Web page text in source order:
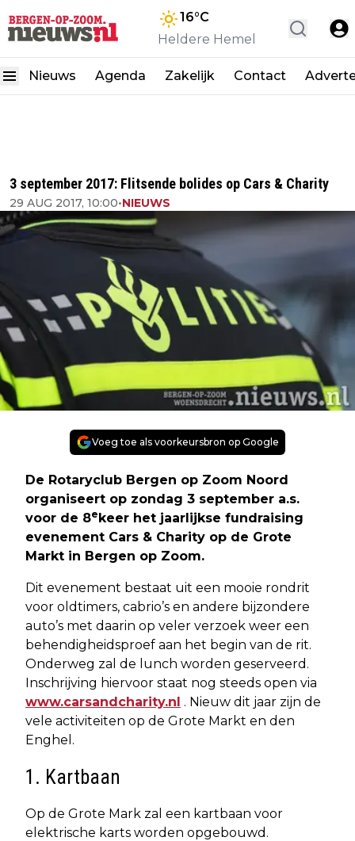
16°C
Heldere Hemel
Nieuws Agenda Zakelijk Contact
3 september 2017: Flitsende bolides op Cars & Charity
29 AUG 2017, 10:00•NIEUWS
Voeg toe als voorkeursbron op Google
De Rotaryclub Bergen op Zoom Noord
organiseert op zondag 3 september a.s.
voor de 8ekeer het jaarlijkse fundraising
evenement Cars & Charity op de Grote
Markt in Bergen op Zoom.
Dit evenement bestaat uit een mooie rondrit
voor oldtimers, cabrio’s en andere bijzondere
auto’s met daarin op veler verzoek weer een
behendigheidsproef aan het begin van de rit.
Onderweg zal de lunch worden geserveerd.
Inschrijving hiervoor staat nog steeds open via
www.carsandcharity.nl . Nieuw dit jaar zijn de
vele activiteiten op de Grote Markt en den
Enghel.
1. Kartbaan
Op de Grote Mark zal een kartbaan voor
elektrische karts worden opgebouwd.